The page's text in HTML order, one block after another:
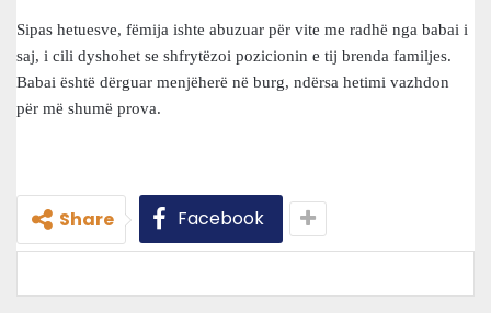
Sipas hetuesve, fëmija ishte abuzuar për vite me radhë nga babai i
saj, i cili dyshohet se shfrytëzoi pozicionin e tij brenda familjes.
Babai është dërguar menjëherë në burg, ndërsa hetimi vazhdon
për më shumë prova.
Share Facebook